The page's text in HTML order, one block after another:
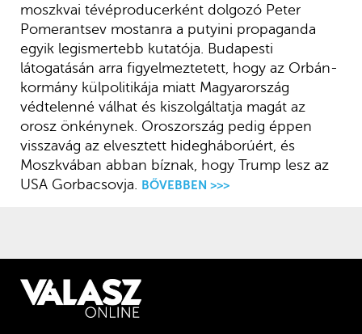
moszkvai tévéproducerként dolgozó Peter
Pomerantsev mostanra a putyini propaganda
egyik legismertebb kutatója. Budapesti
látogatásán arra figyelmeztetett, hogy az Orbán-
kormány külpolitikája miatt Magyarország
védtelenné válhat és kiszolgáltatja magát az
orosz önkénynek. Oroszország pedig éppen
visszavág az elvesztett hidegháborúért, és
Moszkvában abban bíznak, hogy Trump lesz az
USA Gorbacsovja. BŐVEBBEN >>>